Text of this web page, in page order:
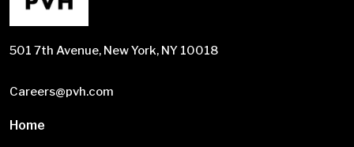
501 7th Avenue, New York, NY 10018
Careers@pvh.com
Home